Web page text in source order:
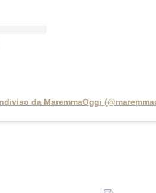
da MaremmaOggi